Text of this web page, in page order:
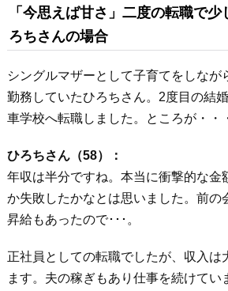
「今思えば甘さ」二度の転職で少
ろちさんの場合
シングルマザーとして子育てをしなが
勤務していたひろちさん。2度目の結
車学校へ転職しました。ところが・・
ひろちさん（58）：
年収は半分ですね。本当に衝撃的な金
か失敗したかなとは思いました。前の
昇給もあったので･･･。
正社員としての転職でしたが、収入は
ます。夫の稼ぎもあり仕事を続けてい